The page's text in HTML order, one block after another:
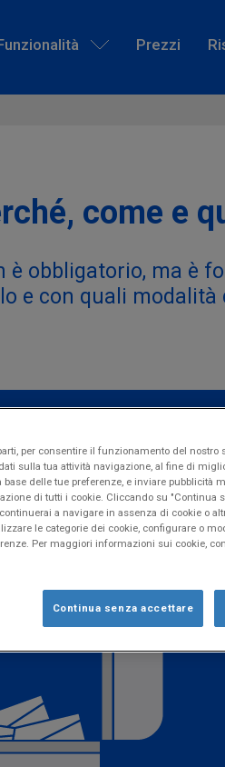
Prezzi
come e
è obbligatorio, ma è
e con quali modalità
per consentire il funzionamento del nostro
sulla tua attività navigazione, al fine di
delle tue preferenze, e inviare pubblicità
di tutti i cookie. Cliccando su "Continua
a navigare in assenza di cookie o
le categorie dei cookie, configurare o
Per maggiori informazioni sui cookie,
Continua senza accettare